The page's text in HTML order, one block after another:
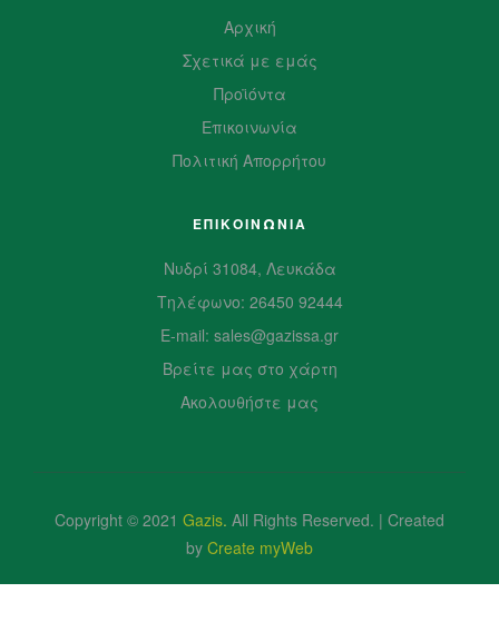
Αρχική
Σχετικά με εμάς
Προϊόντα
Επικοινωνία
Πολιτική Απορρήτου
ΕΠΙΚΟΙΝΩΝΙΑ
Νυδρί 31084, Λευκάδα
Τηλέφωνο: 26450 92444
E-mail: sales@gazissa.gr
Βρείτε μας στο χάρτη
Ακολουθήστε μας
Copyright © 2021 Gazis. All Rights Reserved. | Created
by Create myWeb